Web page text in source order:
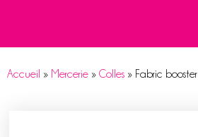
Accueil » Mercerie » Colles » Fabric booster